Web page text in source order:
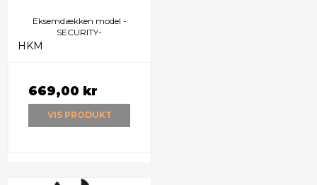
Eksemdækken model -
SECURITY-
HKM
669,00 kr
VIS PRODUKT